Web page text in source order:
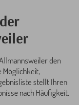
den
Möglichkeit,
stellt Ihren
nach Häufigkeit.